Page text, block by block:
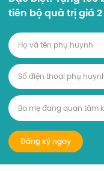
tiên bộ quà trị giá
Đăng ký ngay